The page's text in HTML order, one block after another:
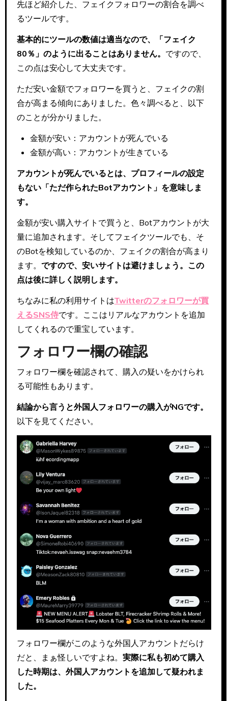
先ほど紹介した、フェイクフォロワーの割合を調べ
るツールです。
基本的にツールの数値は適当なので、「フェイク
80％」のように出ることはありません。 ですので、
この点は安心して大丈夫です。
ただ安い金額でフォロワーを買うと、フェイクの割
合が高まる傾向にありました。色々調べると、以下
のことが分かりました。
金額が安い：アカウントが死んでいる
金額が高い：アカウントが生きている
アカウントが死んでいるとは、プロフィールの設定
もない「ただ作られたBotアカウント」を意味しま
す。
金額が安い購入サイトで買うと、Botアカウントが大
量に追加されます。そしてフェイクツールでも、そ
のBotを検知しているのか、フェイクの割合が高まり
ます。 ですので、安いサイトは避けましょう。この
点は後に詳しく説明します。
ちなみに私の利用サイトはTwitterのフォロワーが買
えるSNS侍です。ここはリアルなアカウントを追加
してくれるので重宝しています。
フォロワー欄の確認
フォロワー欄を確認されて、購入の疑いをかけられ
る可能性もあります。
結論から言うと外国人フォロワーの購入がNGです。
以下を見てください。
フォロワー欄がこのような外国人アカウントだらけ
だと、まぁ怪しいですよね。 実際に私も初めて購入
した時期は、外国人アカウントを追加して疑われま
した。